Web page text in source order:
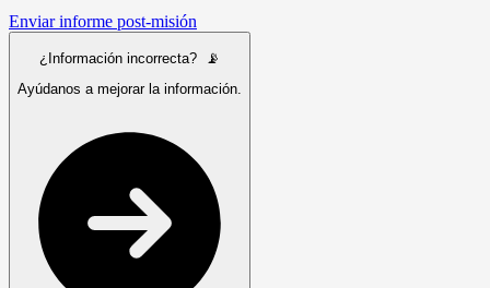
Enviar informe post-misión
¿Información incorrecta? 📡
Ayúdanos a mejorar la información.